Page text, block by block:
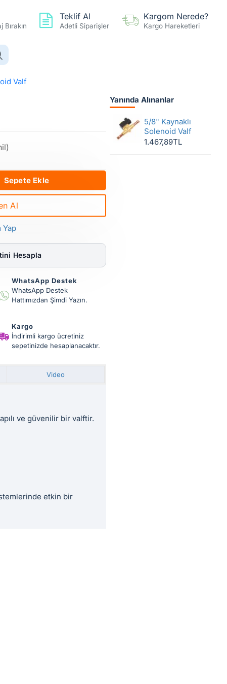
Bırakın
Teklif Al
Adetli Siparişler
Kargom Nerede?
Kargo Hareketleri
Valf
Yap
Sepete Ekle
Al
Hesapla
WhatsApp Destek
WhatsApp Destek
Hattımızdan Şimdi Yazın.
Kargo
İndirimli kargo ücretiniz
sepetinizde hesaplanacaktır.
Video
ve güvenilir bir valftir.
etkin bir
Yanında Alınanlar
5/8" Kaynaklı
Solenoid Valf
1.467,89TL